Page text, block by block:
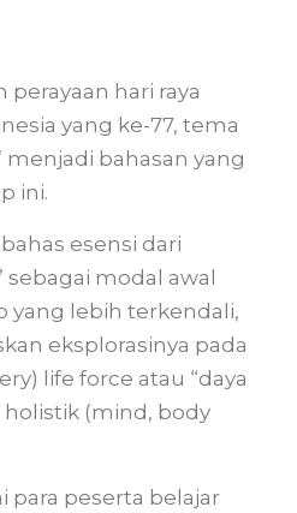
hari raya
yang ke-77, tema
menjadi bahasan yang
ini.
esensi dari
modal awal
yang lebih terkendali,
eksplorasinya pada
life force atau “daya
holistik (mind, body
para peserta belajar